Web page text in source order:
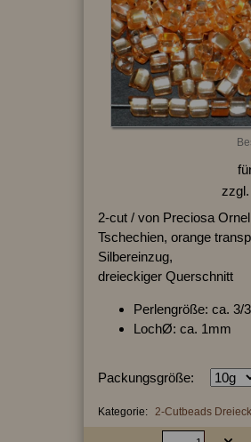
zzgl.
2-cut / von Preciosa
Tschechien, orange
Silbereinzug,
dreieckiger Querschnitt
Perlengröße: ca. 3/
LochØ: ca. 1mm
Packungsgröße:
Kategorie: 2-Cutbeads